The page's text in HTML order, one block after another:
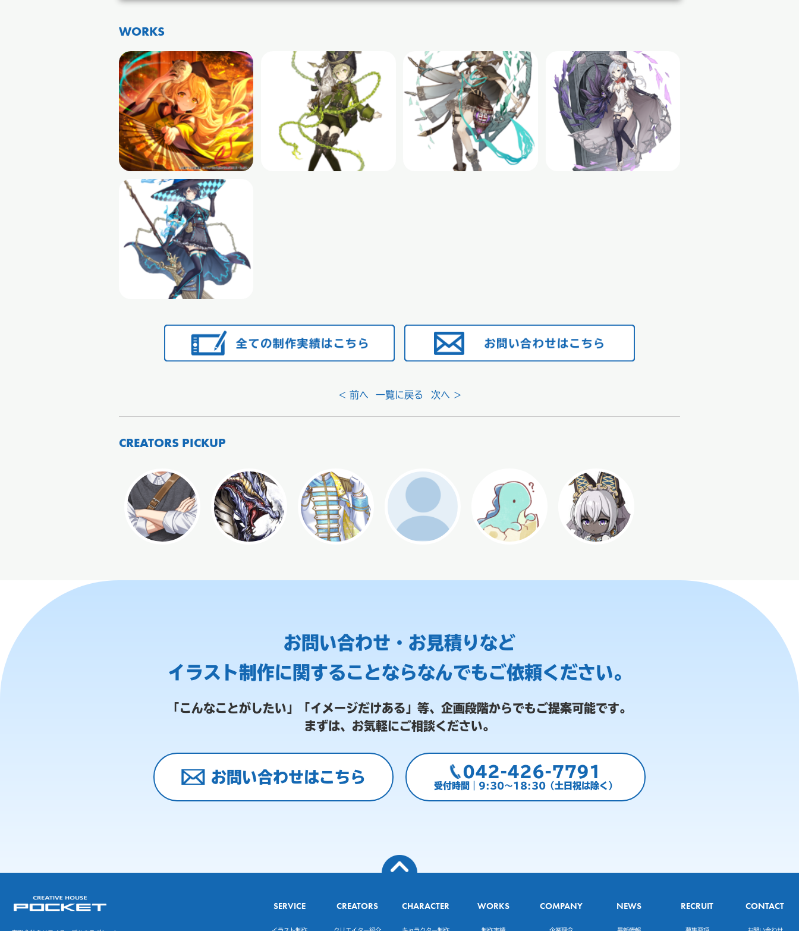
WORKS
< 前へ 一覧に戻る 次へ >
CREATORS PICKUP
お問い合わせ・お見積りなど
イラスト制作に関することならなんでもご依頼ください。
「こんなことがしたい」「イメージだけある」等、 企画段階からでもご提案可能です。
まずは、お気軽にご相談ください。
お問い合わせはこちら 042-426-7791
受付時間｜9:30～18:30（土日祝は除く）
SERVICE CREATORS CHARACTER WORKS COMPANY NEWS RECRUIT CONTACT